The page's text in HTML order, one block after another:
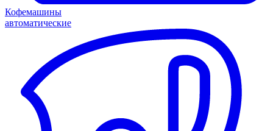
Кофемашины
автоматические